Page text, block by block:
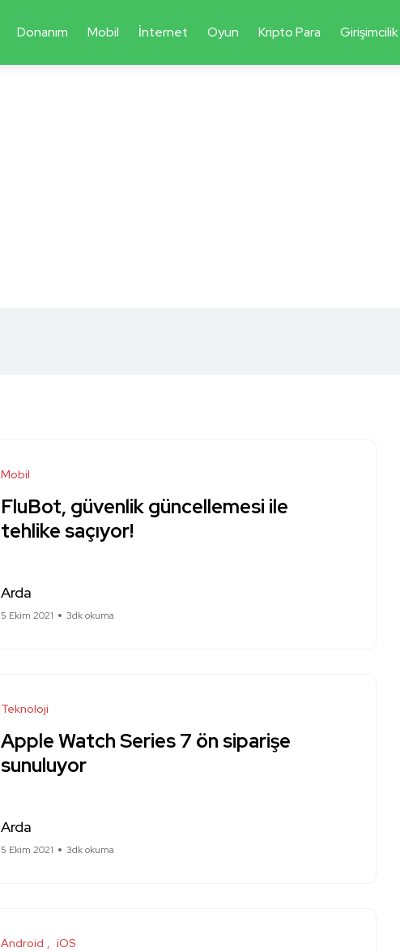
Donanım Mobil İnternet Oyun Kripto Para Girişimcilik
Mobil
FluBot, güvenlik güncellemesi ile
tehlike saçıyor!
Arda
5 Ekim 2021 3dk okuma
Teknoloji
Apple Watch Series 7 ön siparişe
sunuluyor
Arda
5 Ekim 2021 3dk okuma
Android iOS